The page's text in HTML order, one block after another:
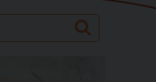
Search